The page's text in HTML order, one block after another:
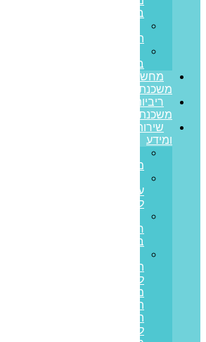
בתקשורת
הצלחה
בפריים
מחשבון
משכנתא
ריביות
משכנתא
שירותים
ומידע
משכנתא
עצמי
למשכנתא
חוץ
בנקאית
הלוואות
לבעלי
משכנתאות:
המדריך
המלא
ליציאה